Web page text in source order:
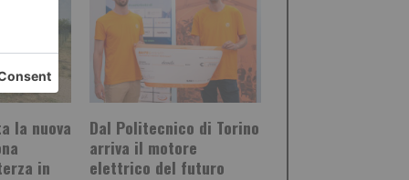
la nuova
in
Dal Politecnico di Torino
arriva il motore
elettrico del futuro